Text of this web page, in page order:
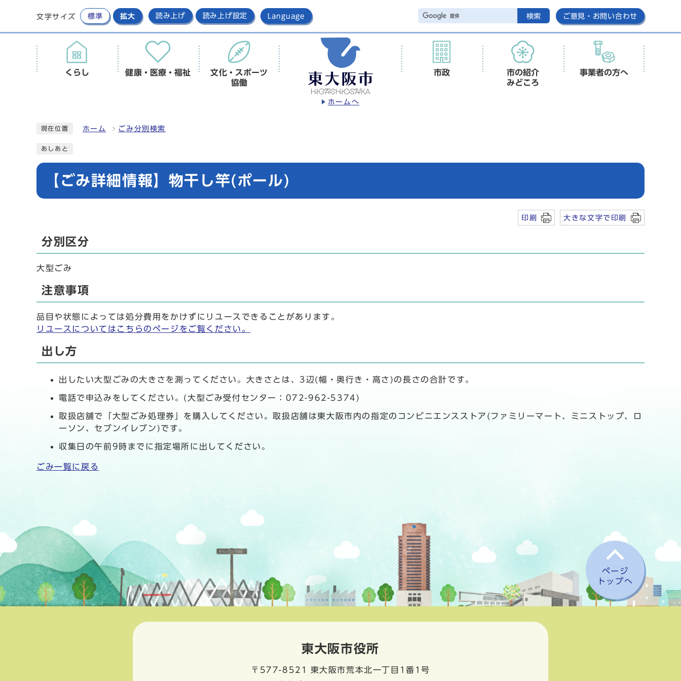
文字サイズ 標準 拡大 読み上げ 読み上げ設定 Language 検索 ご意見・お問い合わせ
ホームへ
くらし 健康・医療・福祉
文化・スポーツ
協働
市政
市の紹介
みどころ
事業者の方へ
現在位置 ホーム ごみ分別検索
あしあと
【ごみ詳細情報】物干し竿(ポール)
印刷 大きな文字で印刷
分別区分
大型ごみ
注意事項
品目や状態によっては処分費用をかけずにリユースできることがあります。
リユースについてはこちらのページをご覧ください。
出し方
出したい大型ごみの大きさを測ってください。大きさとは、3辺(幅・奥行き・高さ)の長さの合計です。
電話で申込みをしてください。(大型ごみ受付センター：072-962-5374)
取扱店舗で「大型ごみ処理券」を購入してください。取扱店舗は東大阪市内の指定のコンビニエンスストア(ファミリーマート、ミニストップ、ロ
ーソン、セブンイレブン)です。
収集日の午前9時までに指定場所に出してください。
ごみ一覧に戻る
ページ
トップへ
東大阪市役所
〒577-8521
東大阪市荒本北一丁目1番1号